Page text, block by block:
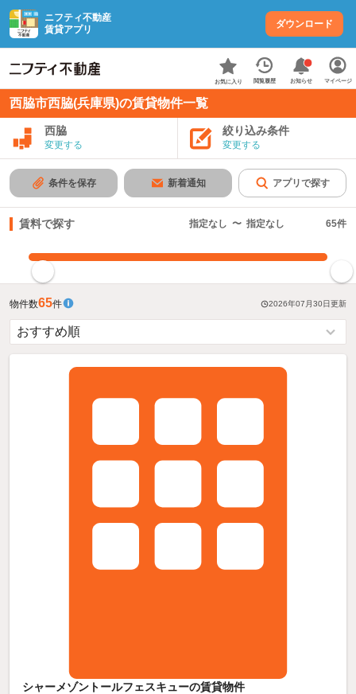
ニフティ不動産
賃貸アプリ
ダウンロード
お気に入り 閲覧履歴 お知らせ マイページ
西脇市西脇(兵庫県)の賃貸物件一覧
西脇
変更する
絞り込み条件
変更する
条件を保存 新着通知 アプリで探す
賃料で探す 指定なし 〜 指定なし 65件
物件数65件 2026年07月30日更新
シャーメゾントールフェスキューの賃貸物件